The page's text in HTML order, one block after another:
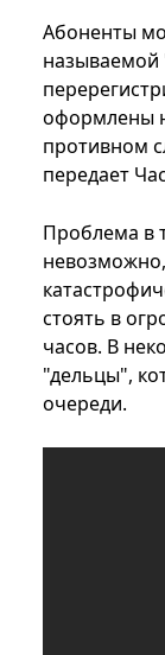
Абоненты
оформлены
противном
передает
Проблема в
стоять в
часов. В
"дельцы",
очереди.